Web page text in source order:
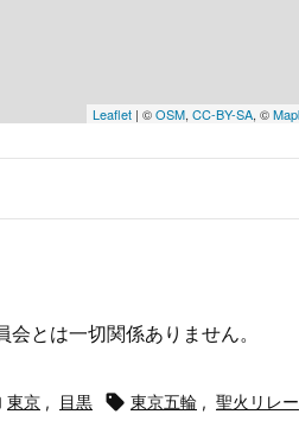
とは一切関係ありません。
東京 , 目黒  東京五輪 , 聖火リレー